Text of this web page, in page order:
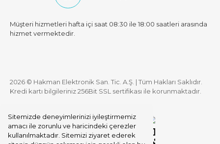
Sitemizde deneyimlerinizi iyileştirmemiz
amacı ile zorunlu ve haricindeki çerezler
kullanılmaktadır. Sitemizi ziyaret ederek
Müşteri hizmetleri hafta içi saat 08:30 ile 18:00 saatleri arasında
hizmet vermektedir.
2026 © Hakman Elektronik San. Tic. A.Ş. | Tüm Hakları Saklıdır.
Kredi kartı bilgileriniz 256Bit SSL sertifikası ile korunmaktadır.